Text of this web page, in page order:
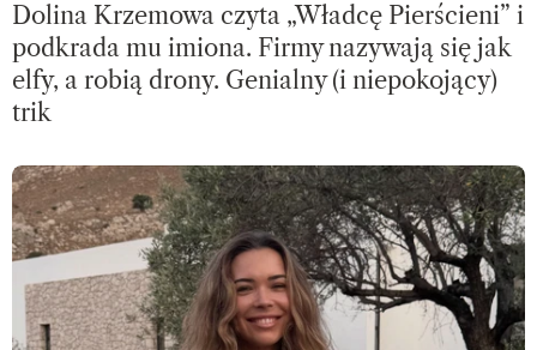
Dolina Krzemowa czyta „Władcę Pierścieni” i
podkrada mu imiona. Firmy nazywają się jak
elfy, a robią drony. Genialny (i niepokojący)
trik